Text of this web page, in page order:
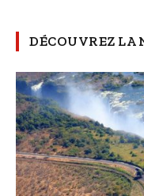
DÉCOUVREZ LA